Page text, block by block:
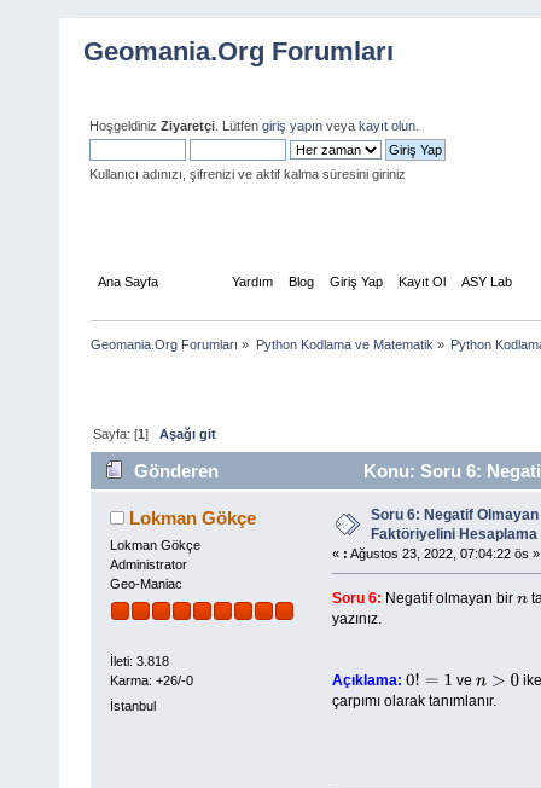
Geomania.Org Forumları
Hoşgeldiniz Ziyaretçi . Lütfen giriş yapın veya kayıt olun
Kullanıcı adınızı, şifrenizi ve aktif kalma süresini giriniz
Ana Sayfa Yardım Blog Giriş Yap Kayıt Ol ASY Lab
Geomania.Org Forumları » Python Kodlama ve Matematik » Python
Sayfa: [1]Aşağı git
Gönderen
Konu: Soru 6:
(Okunma sayısı 9439 defa)
Lokman Gökçe
Lokman Gökçe
Administrator
Geo-Maniac
İleti: 3.818
Karma: +26/-0
İstanbul
Soru 6: Negatif Olmayan
Faktöriyelini Hesaplama
« : Ağustos 23, 2022, 07:04:22 ös »
Soru 6: Negatif olmayan bir n
yazınız.
Açıklama: 0!=1 ve n> 0
çarpımı olarak tanımlanır.